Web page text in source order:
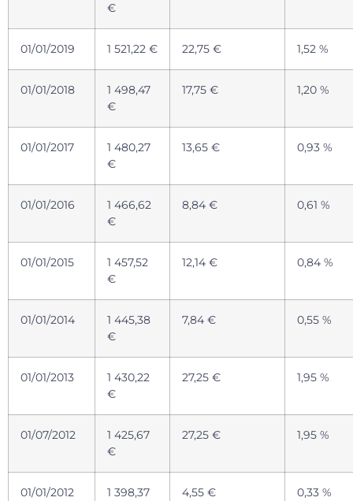
€
01/01/2019 1 521,22 € 22,75 € 1,52 %
01/01/2018
1 498,47
€
17,75 € 1,20 %
01/01/2017
1 480,27
€
13,65 € 0,93 %
01/01/2016
1 466,62
€
8,84 € 0,61 %
01/01/2015
1 457,52
€
12,14 € 0,84 %
01/01/2014
1 445,38
€
7,84 € 0,55 %
01/01/2013
1 430,22
€
27,25 € 1,95 %
01/07/2012
1 425,67
€
27,25 € 1,95 %
01/01/2012
1 398,37
4,55 € 0,33 %